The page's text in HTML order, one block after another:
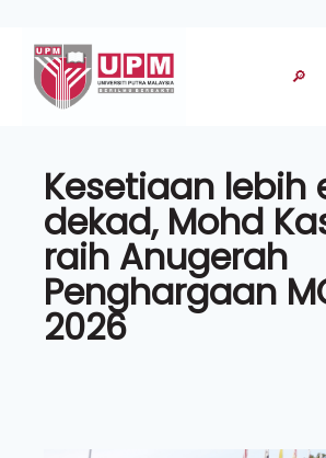
🔎
Kesetiaan lebih
dekad, Mohd
raih Anugerah
Penghargaan
2026